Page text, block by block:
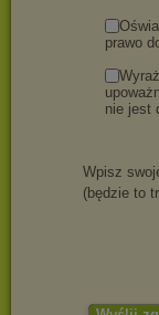
prawo
nie jest
Wpisz
(będzie to